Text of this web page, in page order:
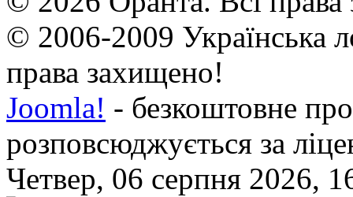
© 2006-2009 Українська
права захищено!
Joomla! - безкоштовне
розповсюджується за
Четвер, 06 серпня 2026,